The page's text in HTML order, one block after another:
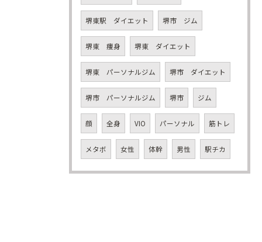
堺東駅 ダイエット 堺市 ジム
堺東 痩身 堺東 ダイエット
堺東 パーソナルジム 堺市 ダイエット
堺市 パーソナルジム 堺市 ジム
顔 全身 VIO パーソナル 筋トレ
メタボ 女性 体幹 男性 駅チカ